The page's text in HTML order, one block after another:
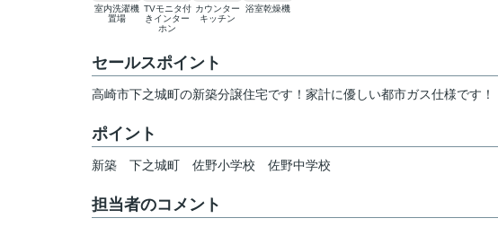
室内洗濯機
置場
TVモニタ付
きインター
ホン
カウンター
キッチン
浴室乾燥機
セールスポイント
高崎市下之城町の新築分譲住宅です！家計に優しい都市ガス仕様です！
ポイント
新築 下之城町 佐野小学校 佐野中学校
担当者のコメント